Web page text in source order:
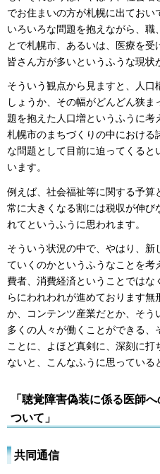
でお住まいの方が札幌に出ておい
いろいろな問題を抱えながら、職
とで札幌市、あるいは、医療を
皆さん方が多いというふうな現状
そういう観点から見ますと、人
しょうか、その幅がどんどん狭
題を抱えた人口増というふうに
札幌市のまちづくりの中における
な問題として目前に迫ってくる
います。
例えば、社会福祉等に関する予
常に大きくなる割には税収が伸
れてというふうに思われます。
そういう状況の中で、やはり、
ていくのかというふうなことを考
費者、消費経済ということではな
らにわれわれが進めております無
か、コンテンツ産業だとか、そう
多くの人々が働くことができる、
ことに、よほど真剣に、深刻に
ないと、こんなふうに思っている
「聴覚障害偽装に係る医師
ついて」
共同通信